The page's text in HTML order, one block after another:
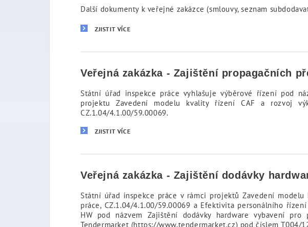
Další dokumenty k veřejné zakázce (smlouvy, seznam
ZJISTIT VÍCE
Veřejná zakázka - Zajištění propagačních
Státní úřad inspekce práce vyhlašuje výběrové řízení pod
projektu Zavedení modelu kvality řízení CAF a rozvoj
CZ.1.04/4.1.00/59.00069.
ZJISTIT VÍCE
Veřejná zakázka - Zajištění dodávky
Státní úřad inspekce práce v rámci projektů Zavedení
práce, CZ.1.04/4.1.00/59.00069 a Efektivita personálního
HW pod názvem Zajištění dodávky hardware vybavení
Tendermarket (https://www.tendermarket.cz) pod číslem T004/